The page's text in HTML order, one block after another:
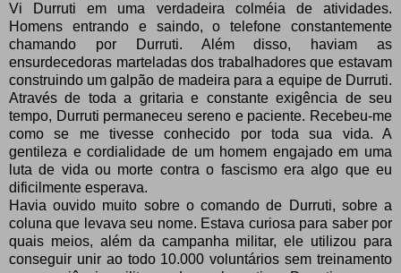
Vi Durruti em uma verdadeira colméia de atividades.
Homens entrando e saindo, o telefone constantemente
chamando por Durruti. Além disso, haviam as
ensurdecedoras marteladas dos trabalhadores que estavam
construindo um galpão de madeira para a equipe de Durruti.
Através de toda a gritaria e constante exigência de seu
tempo, Durruti permaneceu sereno e paciente. Recebeu-me
como se me tivesse conhecido por toda sua vida. A
gentileza e cordialidade de um homem engajado em uma
luta de vida ou morte contra o fascismo era algo que eu
dificilmente esperava.
Havia ouvido muito sobre o comando de Durruti, sobre a
coluna que levava seu nome. Estava curiosa para saber por
quais meios, além da campanha militar, ele utilizou para
conseguir unir ao todo 10.000 voluntários sem treinamento